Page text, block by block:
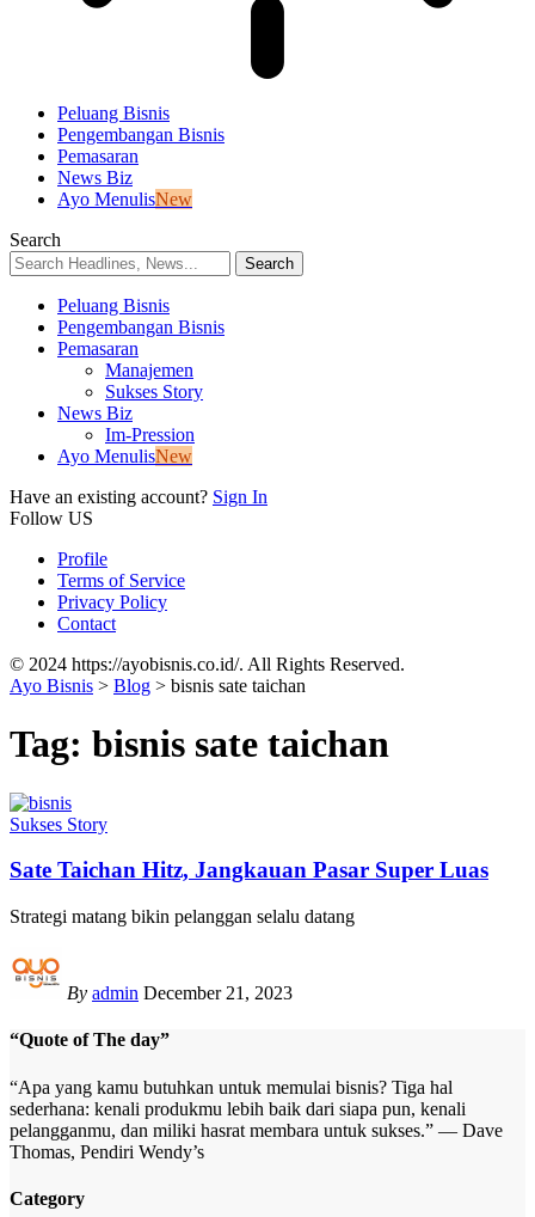
Peluang Bisnis
Pengembangan Bisnis
Pemasaran
News Biz
Ayo MenulisNew
Search
Peluang Bisnis
Pengembangan Bisnis
Pemasaran
Manajemen
Sukses Story
News Biz
Im-Pression
Ayo MenulisNew
Have an existing account? Sign In
Follow US
Profile
Terms of Service
Privacy Policy
Contact
© 2024 https://ayobisnis.co.id/. All Rights Reserved.
Ayo Bisnis > Blog > bisnis sate taichan
Tag: bisnis sate taichan
Sukses Story
Sate Taichan Hitz, Jangkauan Pasar Super Luas
Strategi matang bikin pelanggan selalu datang
By admin December 21, 2023
“Quote of The day”
“Apa yang kamu butuhkan untuk memulai bisnis? Tiga hal
sederhana: kenali produkmu lebih baik dari siapa pun, kenali
pelangganmu, dan miliki hasrat membara untuk sukses.” — Dave
Thomas, Pendiri Wendy’s
Category